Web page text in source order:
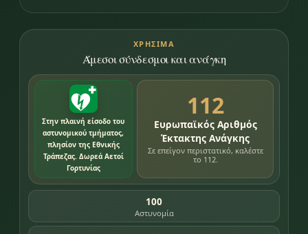
ΧΡΉΣΙΜΑ
Άμεσοι σύνδεσμοι και ανάγκη
Στην πλαινή είσοδο του
αστυνομικού τμήματος,
πλησίον της Εθνικής
Τράπεζας. Δωρεά Αετοί
Γορτυνίας
112
Ευρωπαϊκός Αριθμός
Έκτακτης Ανάγκης
Σε επείγον περιστατικό, καλέστε
το 112.
100
Αστυνομία